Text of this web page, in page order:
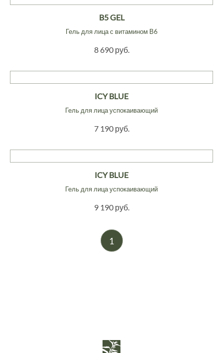
B5 GEL
Гель для лица с витамином В6
8 690 руб.
ICY BLUE
Гель для лица успокаивающий
7 190 руб.
ICY BLUE
Гель для лица успокаивающий
9 190 руб.
1